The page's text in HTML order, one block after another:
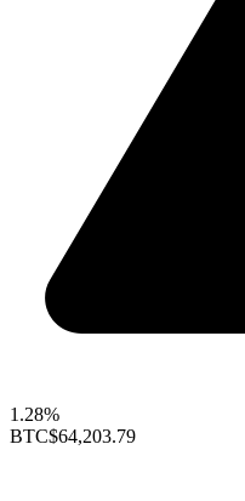
1.28%
BTC$64,203.79